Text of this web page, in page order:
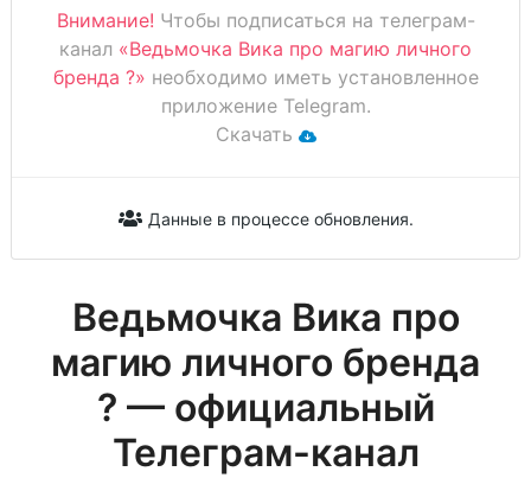
Внимание! Чтобы подписаться на телеграм-
канал «Ведьмочка Вика про магию личного
бренда ?» необходимо иметь установленное
приложение Telegram.
Скачать
Данные в процессе обновления.
Ведьмочка Вика про
магию личного бренда
? — официальный
Телеграм-канал